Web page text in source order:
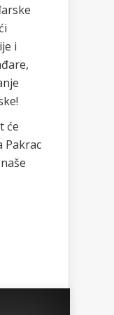
i
će
Pakrac